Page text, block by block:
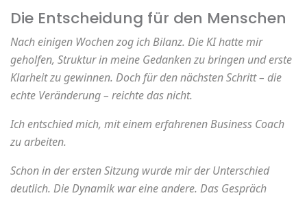
Die Entscheidung für den Menschen
Nach einigen Wochen zog ich Bilanz. Die KI hatte mir
geholfen, Struktur in meine Gedanken zu bringen und erste
Klarheit zu gewinnen. Doch für den nächsten Schritt – die
echte Veränderung – reichte das nicht.
Ich entschied mich, mit einem erfahrenen Business Coach
zu arbeiten.
Schon in der ersten Sitzung wurde mir der Unterschied
deutlich. Die Dynamik war eine andere. Das Gespräch